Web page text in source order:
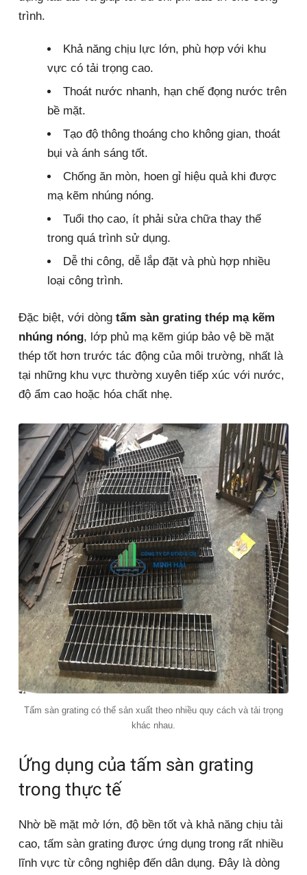
trình.
Khả năng chịu lực lớn, phù hợp với khu
vực có tải trọng cao.
Thoát nước nhanh, hạn chế đọng nước trên
bề mặt.
Tạo độ thông thoáng cho không gian, thoát
bụi và ánh sáng tốt.
Chống ăn mòn, hoen gỉ hiệu quả khi được
mạ kẽm nhúng nóng.
Tuổi thọ cao, ít phải sửa chữa thay thế
trong quá trình sử dụng.
Dễ thi công, dễ lắp đặt và phù hợp nhiều
loại công trình.
Đặc biệt, với dòng tấm sàn grating thép mạ kẽm
nhúng nóng, lớp phủ mạ kẽm giúp bảo vệ bề mặt
thép tốt hơn trước tác động của môi trường, nhất là
tại những khu vực thường xuyên tiếp xúc với nước,
độ ẩm cao hoặc hóa chất nhẹ.
Tấm sàn grating có thể sản xuất theo nhiều quy cách và tải trọng
khác nhau.
Ứng dụng của tấm sàn grating
trong thực tế
Nhờ bề mặt mở lớn, độ bền tốt và khả năng chịu tải
cao, tấm sàn grating được ứng dụng trong rất nhiều
lĩnh vực từ công nghiệp đến dân dụng. Đây là dòng